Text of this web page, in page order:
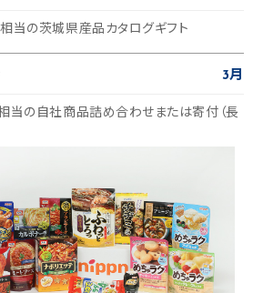
当の茨城県産品カタログギフト
3月
当の自社商品詰め合わせまたは寄付（長